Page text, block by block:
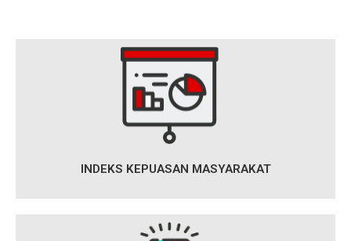
INDEKS KEPUASAN MASYARAKAT